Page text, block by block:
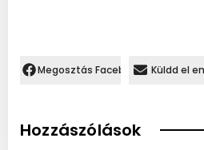
Megosztás Facebookon.Küldd el
Hozzászólások